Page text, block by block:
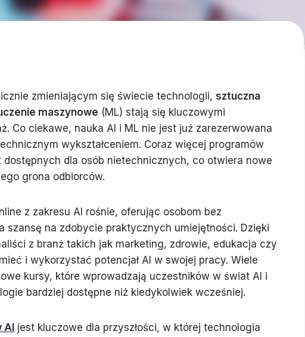
zmieniającym się świecie technologii, sztuczna
maszynowe (ML) stają się kluczowymi
Co ciekawe, nauka AI i ML nie jest już zarezerwowana
wykształceniem. Coraz więcej programów
dla osób nietechnicznych, co otwiera nowe
grona odbiorców.
z zakresu AI rośnie, oferując osobom bez
szansę na zdobycie praktycznych umiejętności. Dzięki
z branż takich jak marketing, zdrowie, edukacja czy
i wykorzystać potencjał AI w swojej pracy. Wiele
kursy, które wprowadzają uczestników w świat AI i
bardziej dostępne niż kiedykolwiek wcześniej.
jest kluczowe dla przyszłości, w której technologia